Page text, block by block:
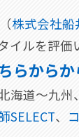
株式会社
イルを評価
らから
道～九州
SELECT、